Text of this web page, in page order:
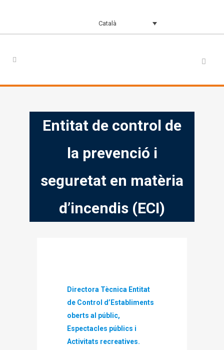
Català
Entitat de control de
la prevenció i
seguretat en matèria
d’incendis (ECI)
Directora Tècnica Entitat
de Control d’Establiments
oberts al públic,
Espectacles públics i
Activitats recreatives.